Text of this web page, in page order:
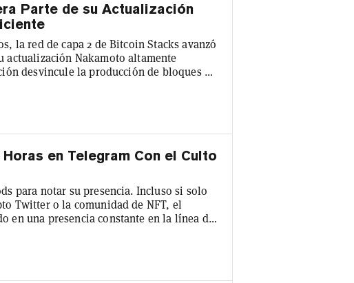
Parte de su Actualización
la red de capa 2 de Bitcoin Stacks avanzó
actualización Nakamoto altamente
desvincule la producción de bloques de
implementada en abril,
utilizando el consenso de prueba de
en Telegram Con el Culto
para notar su presencia. Incluso si solo
Twitter o la comunidad de NFT, el
en una presencia constante en la línea de
aunque dentro del microcosmos de las
del equipo lo llaman un culto. No